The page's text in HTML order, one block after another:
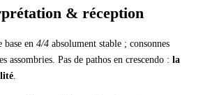
& réception
base en 4/4 absolument stable ; consonnes
assombries. Pas de pathos en crescendo : la